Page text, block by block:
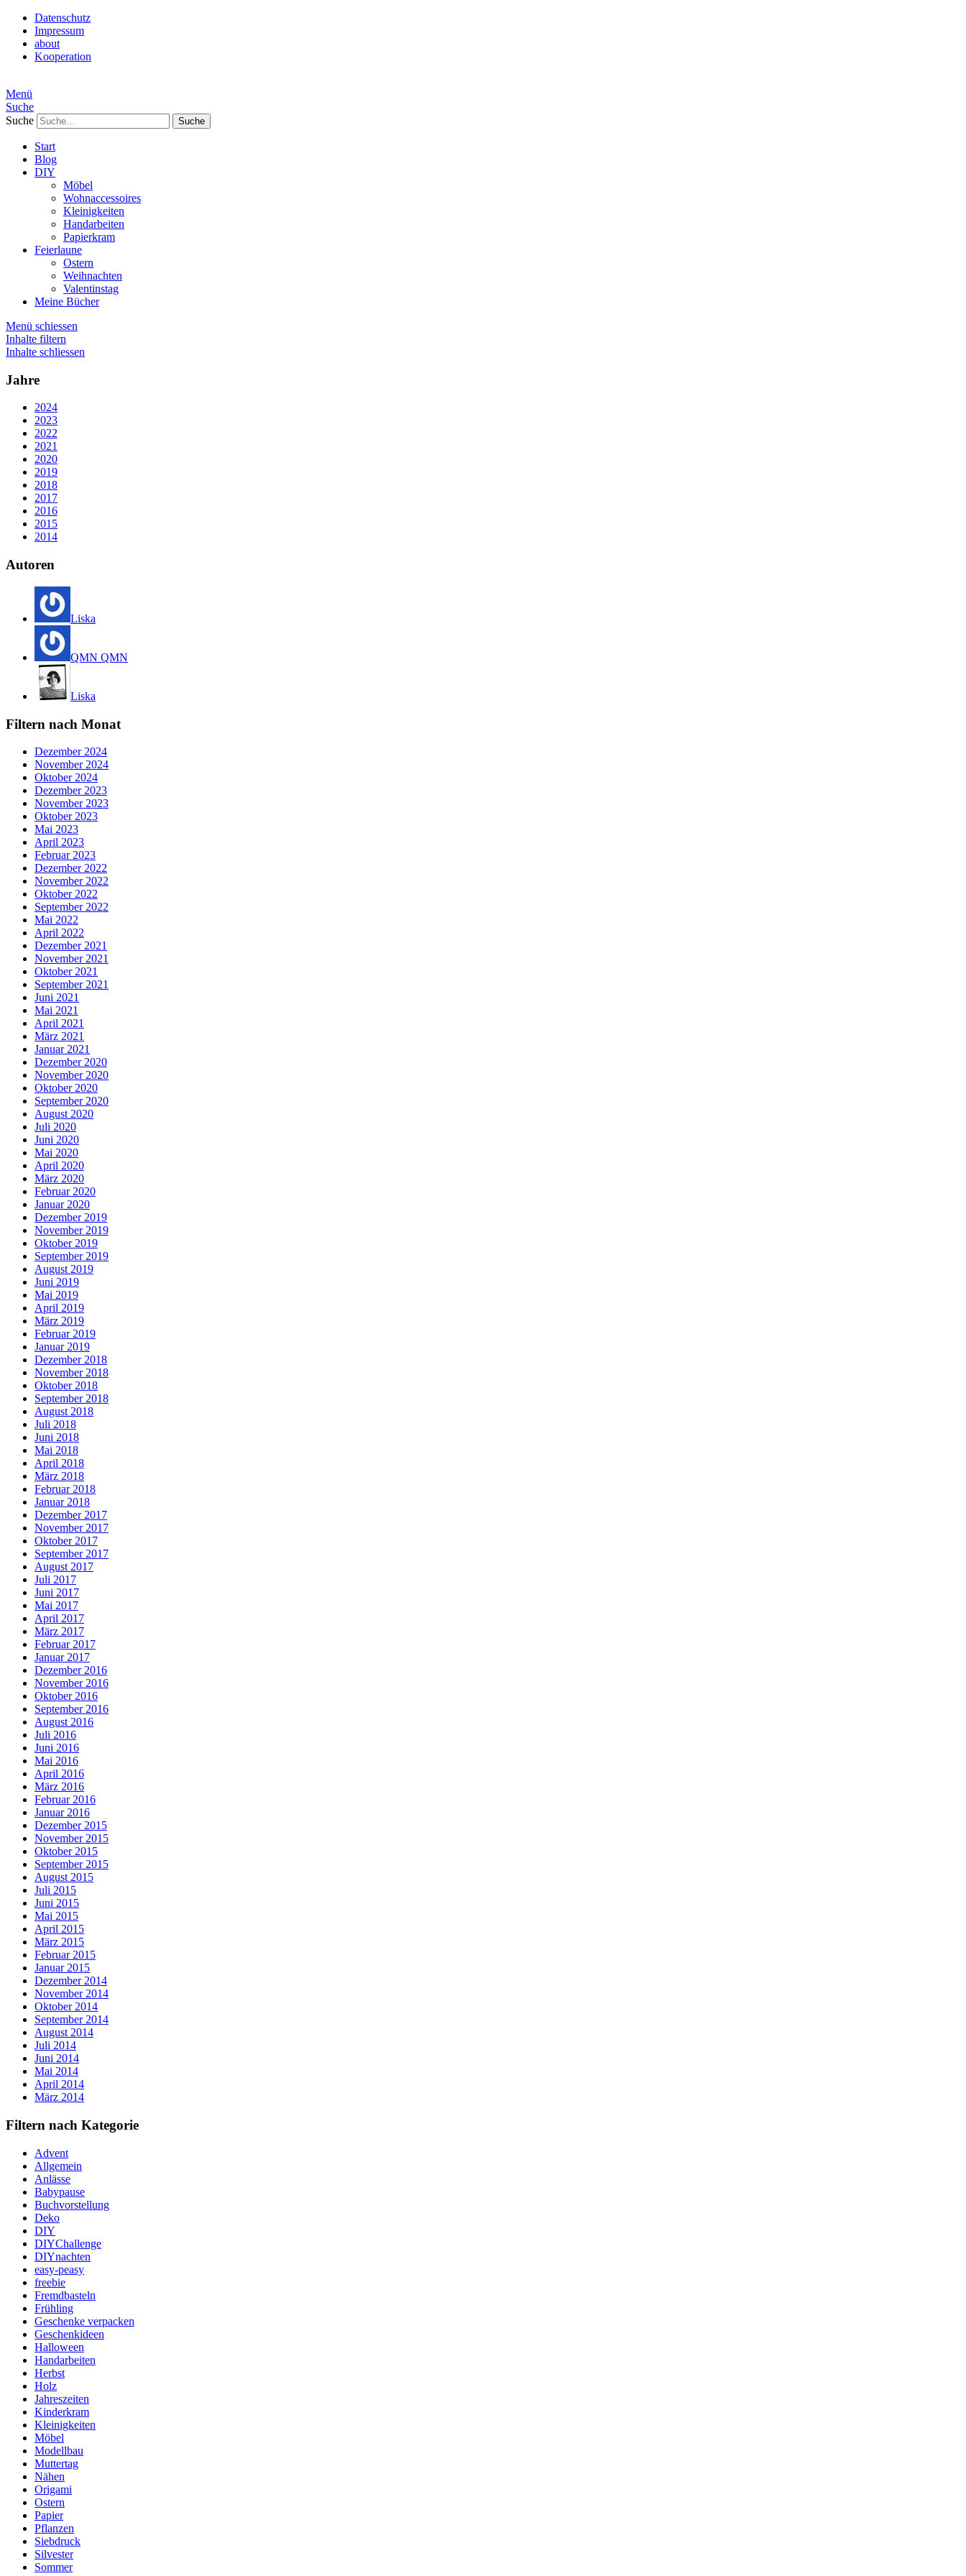
Datenschutz
Impressum
about
Kooperation
Menü
Suche
Suche
Start
Blog
DIY
Möbel
Wohnaccessoires
Kleinigkeiten
Handarbeiten
Papierkram
Feierlaune
Ostern
Weihnachten
Valentinstag
Meine Bücher
Menü schiessen
Inhalte filtern
Inhalte schliessen
Jahre
2024
2023
2022
2021
2020
2019
2018
2017
2016
2015
2014
Autoren
Liska
QMN QMN
Liska
Filtern nach Monat
Dezember 2024
November 2024
Oktober 2024
Dezember 2023
November 2023
Oktober 2023
Mai 2023
April 2023
Februar 2023
Dezember 2022
November 2022
Oktober 2022
September 2022
Mai 2022
April 2022
Dezember 2021
November 2021
Oktober 2021
September 2021
Juni 2021
Mai 2021
April 2021
März 2021
Januar 2021
Dezember 2020
November 2020
Oktober 2020
September 2020
August 2020
Juli 2020
Juni 2020
Mai 2020
April 2020
März 2020
Februar 2020
Januar 2020
Dezember 2019
November 2019
Oktober 2019
September 2019
August 2019
Juni 2019
Mai 2019
April 2019
März 2019
Februar 2019
Januar 2019
Dezember 2018
November 2018
Oktober 2018
September 2018
August 2018
Juli 2018
Juni 2018
Mai 2018
April 2018
März 2018
Februar 2018
Januar 2018
Dezember 2017
November 2017
Oktober 2017
September 2017
August 2017
Juli 2017
Juni 2017
Mai 2017
April 2017
März 2017
Februar 2017
Januar 2017
Dezember 2016
November 2016
Oktober 2016
September 2016
August 2016
Juli 2016
Juni 2016
Mai 2016
April 2016
März 2016
Februar 2016
Januar 2016
Dezember 2015
November 2015
Oktober 2015
September 2015
August 2015
Juli 2015
Juni 2015
Mai 2015
April 2015
März 2015
Februar 2015
Januar 2015
Dezember 2014
November 2014
Oktober 2014
September 2014
August 2014
Juli 2014
Juni 2014
Mai 2014
April 2014
März 2014
Filtern nach Kategorie
Advent
Allgemein
Anlässe
Babypause
Buchvorstellung
Deko
DIY
DIYChallenge
DIYnachten
easy-peasy
freebie
Fremdbasteln
Frühling
Geschenke verpacken
Geschenkideen
Halloween
Handarbeiten
Herbst
Holz
Jahreszeiten
Kinderkram
Kleinigkeiten
Möbel
Modellbau
Muttertag
Nähen
Origami
Ostern
Papier
Pflanzen
Siebdruck
Silvester
Sommer